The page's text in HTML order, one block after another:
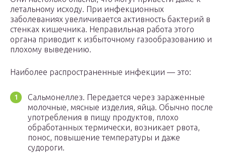
летальному исходу. При инфекционных
заболеваниях увеличивается активность бактерий в
стенках кишечника. Неправильная работа этого
органа приводит к избыточному газообразованию и
плохому выведению.
Наиболее распространенные инфекции — это:
Сальмонеллез. Передается через зараженные
молочные, мясные изделия, яйца. Обычно после
употребления в пищу продуктов, плохо
обработанных термически, возникает рвота,
понос, повышение температуры и даже
судороги.